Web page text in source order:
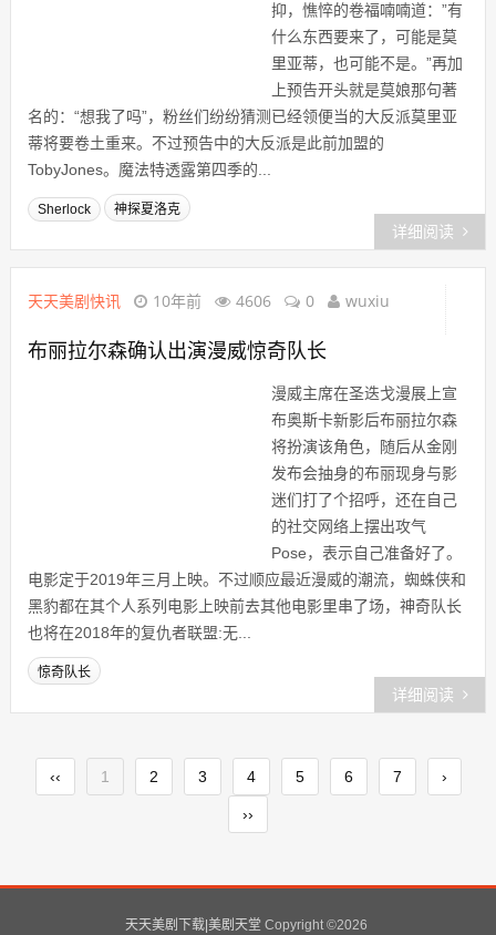
抑，憔悴的卷福喃喃道：”有
什么东西要来了，可能是莫
里亚蒂，也可能不是。”再加
上预告开头就是莫娘那句著
名的：“想我了吗”，粉丝们纷纷猜测已经领便当的大反派莫里亚
蒂将要卷土重来。不过预告中的大反派是此前加盟的
TobyJones。魔法特透露第四季的...
Sherlock 神探夏洛克
详细阅读
天天美剧快讯 10年前 4606 0 wuxiu
布丽拉尔森确认出演漫威惊奇队长
漫威主席在圣迭戈漫展上宣
布奥斯卡新影后布丽拉尔森
将扮演该角色，随后从金刚
发布会抽身的布丽现身与影
迷们打了个招呼，还在自己
的社交网络上摆出攻气
Pose，表示自己准备好了。
电影定于2019年三月上映。不过顺应最近漫威的潮流，蜘蛛侠和
黑豹都在其个人系列电影上映前去其他电影里串了场，神奇队长
也将在2018年的复仇者联盟:无...
惊奇队长
详细阅读
‹‹ 1 2 3 4 5 6 7 ›
››
天天美剧下载|美剧天堂 Copyright ©2026